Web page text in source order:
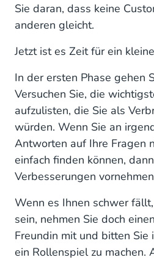
Sie daran, dass keine
anderen gleicht.
Jetzt ist es Zeit für ein
In der ersten Phase gehen
Versuchen Sie, die
aufzulisten, die Sie als
würden. Wenn Sie an
Antworten auf Ihre Fragen
einfach finden können,
Verbesserungen
Wenn es Ihnen schwer
sein, nehmen Sie doch
Freundin mit und bitten Sie
ein Rollenspiel zu machen.